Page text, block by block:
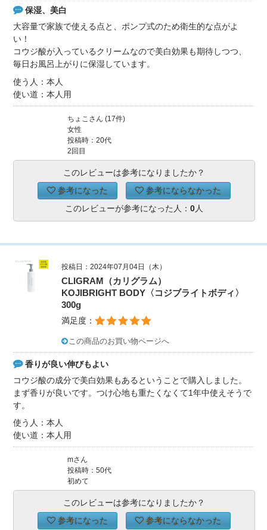
保湿、美白
大容量で家族で使える点と、ポンプ式のため衛生的な点がよ
い！
コウジ酸が入っているクリームなので美白効果も期待しつつ、
毎日お風呂上がりに保湿しています。
使う人：本人
使い道：本人用
ちょこさん (17件)
女性
投稿時：20代
2回目
このレビューは参考になりましたか？
参考になった
参考にならなかった
このレビューが参考になった人： 0人
投稿日：2024年07月04日（木）
CLIGRAM（カリグラム）
KOJIBRIGHT BODY〈コジブライトボディ〉
300g
満足度：
この商品のお買い物ページへ
香りが良い伸びもよい
コウジ酸の成分で美白効果もあるということで購入しました。
まず香りが良いです。つけ心地も重たくなくて1年中使えそうで
す。
使う人：本人
使い道：本人用
mさん
投稿時：50代
初めて
このレビューは参考になりましたか？
参考になった
参考にならなかった